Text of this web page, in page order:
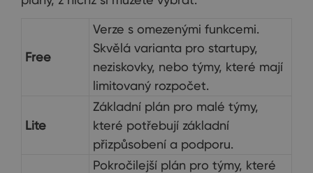
Free
Verze s omezenými funkcemi.
Skvělá varianta pro startupy,
neziskovky, nebo týmy, které mají
limitovaný rozpočet.
Lite
Základní plán pro malé týmy,
které potřebují základní
přizpůsobení a podporu.
Pokročilejší plán pro týmy, které